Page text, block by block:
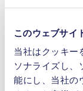
このウェブサイ
当社はクッキー
ソナライズし、
能にし、当社の
洗浄・消毒
飲食料品
ラボ用機器
医療機器
FD 1.200